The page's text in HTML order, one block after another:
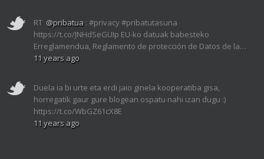
RT @pribatua : #privacy #pribatutasuna
https://t.co/JNHdSeGUIp EU-ko datuak babesteko
Erreglamendua, Reglamento de protección de Datos de la…
11 years ago
Duela ia bi urte eta erdi jaio ginela kooperatiba gisa,
horregatik gaur gure blogean ospatu nahi izan dugu :)
https://t.co/WbGZ61cX8E
11 years ago